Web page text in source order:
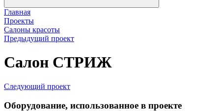
Главная
Проекты
Салоны красоты
Предыдущий проект
Салон СТРИЖ
Следующий проект
Оборудование, использованное в проекте